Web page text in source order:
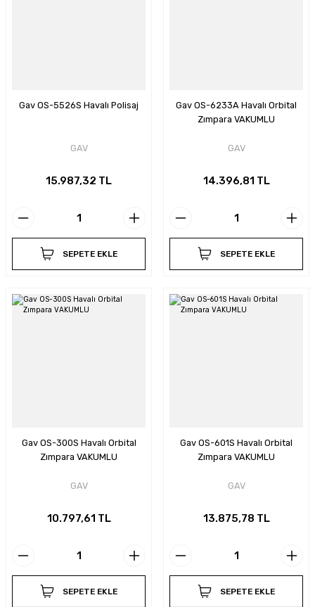
Gav OS-5526S Havalı Polisaj
GAV
15.987,32 TL
SEPETE EKLE
Gav OS-6233A Havalı Orbital
Zımpara VAKUMLU
GAV
14.396,81 TL
SEPETE EKLE
Gav OS-300S Havalı Orbital
Zımpara VAKUMLU
GAV
10.797,61 TL
SEPETE EKLE
Gav OS-601S Havalı Orbital
Zımpara VAKUMLU
GAV
13.875,78 TL
SEPETE EKLE